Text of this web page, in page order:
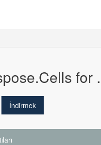
for
İndirmek